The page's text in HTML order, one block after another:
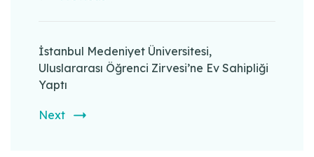
İstanbul Medeniyet Üniversitesi,
Uluslararası Öğrenci Zirvesi’ne Ev Sahipliği
Yaptı
Next